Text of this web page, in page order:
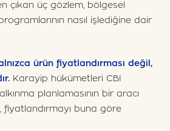
çıkan üç gözlem, bölgesel
nasıl işlediğine dair
ürün fiyatlandırması değil,
Karayip hükümetleri CBI
planlamasının bir aracı
buna göre